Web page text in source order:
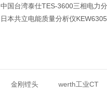
中国台湾泰仕TES-3600三相电力
日本共立电能质量分析仪KEW6305
金刚镗头 werth工业CT